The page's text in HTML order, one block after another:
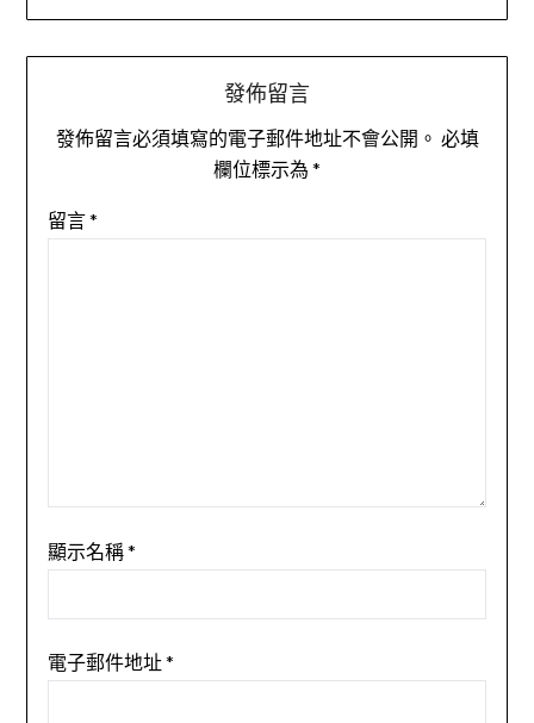
發佈留言
發佈留言必須填寫的電子郵件地址不會公開。 必填
欄位標示為 *
留言*
顯示名稱*
電子郵件地址*